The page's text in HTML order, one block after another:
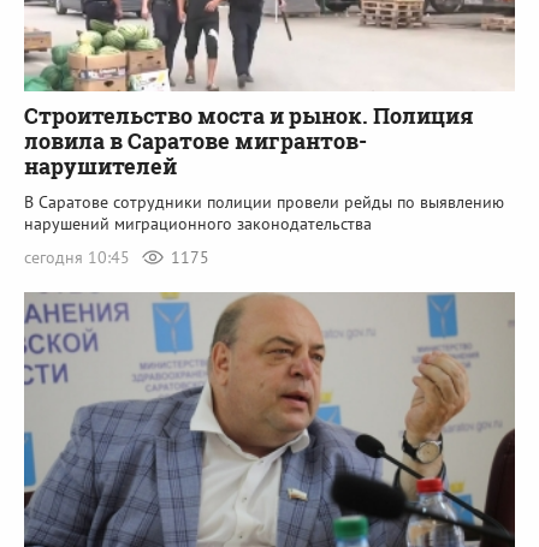
Строительство моста и рынок. Полиция
ловила в Саратове мигрантов-
нарушителей
В Саратове сотрудники полиции провели рейды по выявлению
нарушений миграционного законодательства
сегодня 10:45
1175